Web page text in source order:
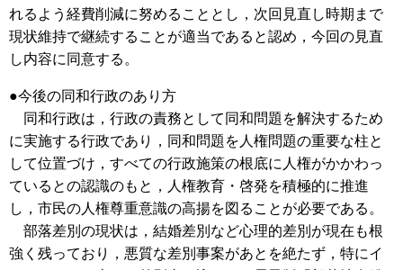
れるよう経費削減に努めることとし，次回見直し時期まで
現状維持で継続することが適当であると認め，今回の見直
し内容に同意する。
●今後の同和行政のあり方
同和行政は，行政の責務として同和問題を解決するため
に実施する行政であり，同和問題を人権問題の重要な柱と
して位置づけ，すべての行政施策の根底に人権がかかわっ
ているとの認識のもと，人権教育・啓発を積極的に推進
し，市民の人権尊重意識の高揚を図ることが必要である。
部落差別の現状は，結婚差別など心理的差別が現在も根
強く残っており，悪質な差別事案があとを絶たず，特にイ